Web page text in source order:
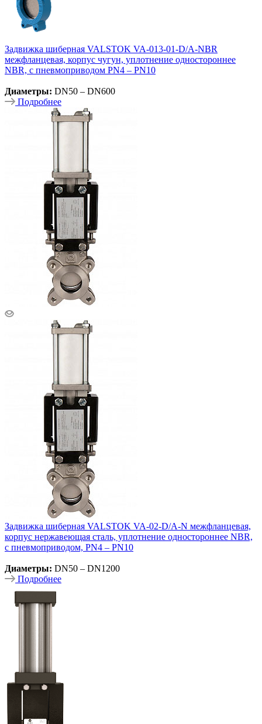
Задвижка шиберная VALSTOK VA-013-01-D/A-NBR
межфланцевая, корпус чугун, уплотнение одностороннее
NBR, с пневмоприводом PN4 – PN10
Диаметры: DN50 – DN600
Подробнее
Задвижка шиберная VALSTOK VA-02-D/A-N межфланцевая,
корпус нержавеющая сталь, уплотнение одностороннее NBR,
с пневмоприводом, PN4 – PN10
Диаметры: DN50 – DN1200
Подробнее